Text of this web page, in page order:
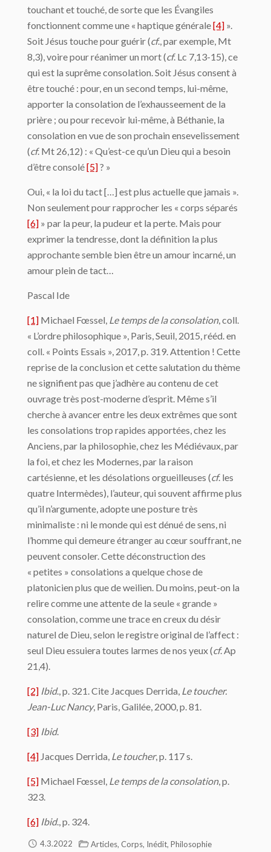
touchant et touché, de sorte que les Évangiles
fonctionnent comme une « haptique générale[4] ».
Soit Jésus touche pour guérir (cf., par exemple, Mt
8,3), voire pour réanimer un mort (cf. Lc 7,13-15), ce
qui est la suprême consolation. Soit Jésus consent à
être touché : pour, en un second temps, lui-même,
apporter la consolation de l’exhausseement de la
prière ; ou pour recevoir lui-même, à Béthanie, la
consolation en vue de son prochain ensevelissement
(cf. Mt 26,12) : « Qu’est-ce qu’un Dieu qui a besoin
d’être consolé[5]? »
Oui, « la loi du tact […] est plus actuelle que jamais ».
Non seulement pour rapprocher les « corps séparés
[6] » par la peur, la pudeur et la perte. Mais pour
exprimer la tendresse, dont la définition la plus
approchante semble bien être un amour incarné, un
amour plein de tact…
Pascal Ide
[1] Michael Fœssel, Le temps de la consolation, coll.
« L’ordre philosophique », Paris, Seuil, 2015, rééd. en
coll. « Points Essais », 2017, p. 319. Attention ! Cette
reprise de la conclusion et cette salutation du thème
ne signifient pas que j’adhère au contenu de cet
ouvrage très post-moderne d’esprit. Même s’il
cherche à avancer entre les deux extrêmes que sont
les consolations trop rapides apportées, chez les
Anciens, par la philosophie, chez les Médiévaux, par
la foi, et chez les Modernes, par la raison
cartésienne, et les désolations orgueilleuses (cf. les
quatre Intermèdes), l’auteur, qui souvent affirme plus
qu’il n’argumente, adopte une posture très
minimaliste : ni le monde qui est dénué de sens, ni
l’homme qui demeure étranger au cœur souffrant, ne
peuvent consoler. Cette déconstruction des
« petites » consolations a quelque chose de
platonicien plus que de weilien. Du moins, peut-on la
relire comme une attente de la seule « grande »
consolation, comme une trace en creux du désir
naturel de Dieu, selon le registre original de l’affect :
seul Dieu essuiera toutes larmes de nos yeux (cf. Ap
21,4).
[2] Ibid., p. 321. Cite Jacques Derrida, Le toucher.
Jean-Luc Nancy, Paris, Galilée, 2000, p. 81.
[3] Ibid.
[4] Jacques Derrida, Le toucher, p. 117 s.
[5] Michael Fœssel, Le temps de la consolation, p.
323.
[6] Ibid., p. 324.
4.3.2022 Articles, Corps, Inédit, Philosophie